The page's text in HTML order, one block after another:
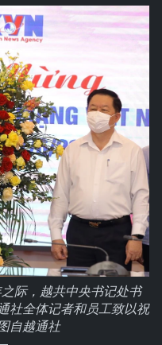
际，越共中央书记处书
社全体记者和员工致以祝
自越通社